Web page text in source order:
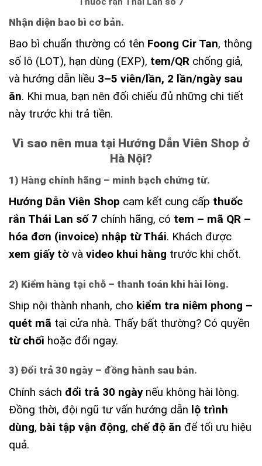
Nhận diện bao bì cơ bản.
Bao bì chuẩn thường có tên Foong Cir Tan, thông
số lô (LOT), hạn dùng (EXP), tem/QR chống giả,
và hướng dẫn liều 3–5 viên/lần, 2 lần/ngày sau
ăn. Khi mua, bạn nên đối chiếu đủ những chi tiết
này trước khi trả tiền.
Vì sao nên mua tại Hướng Dẫn Viên Shop ở
Hà Nội?
1) Hàng chính hãng – minh bạch chứng từ.
Hướng Dẫn Viên Shop cam kết cung cấp thuốc
rắn Thái Lan số 7 chính hãng, có tem – mã QR –
hóa đơn (invoice) nhập từ Thái. Khách được
xem giấy tờ và video khui hàng trước khi chốt.
2) Kiểm hàng tại chỗ – thanh toán khi hài lòng.
Ship nội thành nhanh, cho kiểm tra niêm phong –
quét mã tại cửa nhà. Thấy bất thường? Có quyền
từ chối hoặc đổi ngay.
3) Đổi trả 30 ngày – đồng hành sau bán.
Chính sách đổi trả 30 ngàynếu không hài lòng.
Đồng thời, đội ngũ tư vấn hướng dẫn lộ trình
dùng, bài tập vận động, chế độ ăn để tối ưu hiệu
quả.